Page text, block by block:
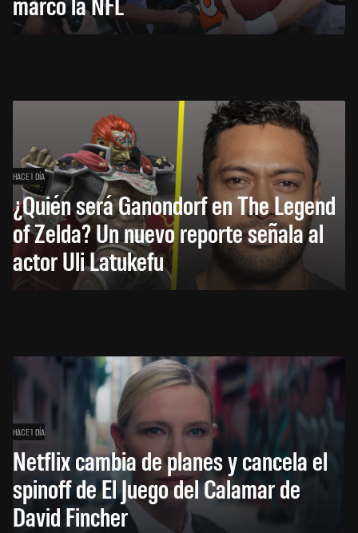
HACE 1 DÍA
¿Quién será Ganondorf en The Legend
of Zelda? Un nuevo reporte señala al
actor Uli Latukefu
HACE 1 DÍA
Netflix cambia de planes y cancela el
spinoff de El Juego del Calamar de
David Fincher